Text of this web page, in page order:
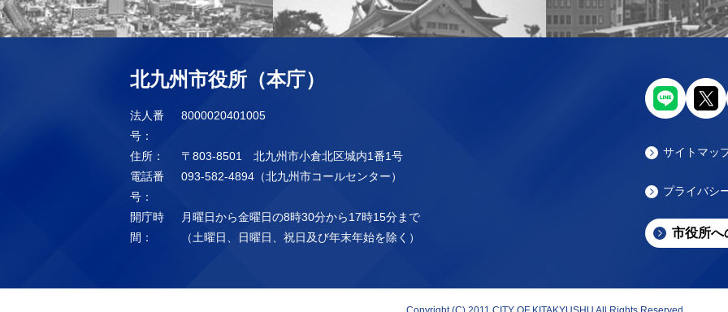
北九州市役所（本庁）
法人番
号：
8000020401005
住所：
〒803-8501 北九州市小倉北区城内1番1号
電話番
号：
093-582-4894（北九州市コールセンター）
開庁時
間：
月曜日から金曜日の8時30分から17時15分まで
（土曜日、日曜日、祝日及び年末年始を除く）
サイトマッ
プライバシ
市役所へ